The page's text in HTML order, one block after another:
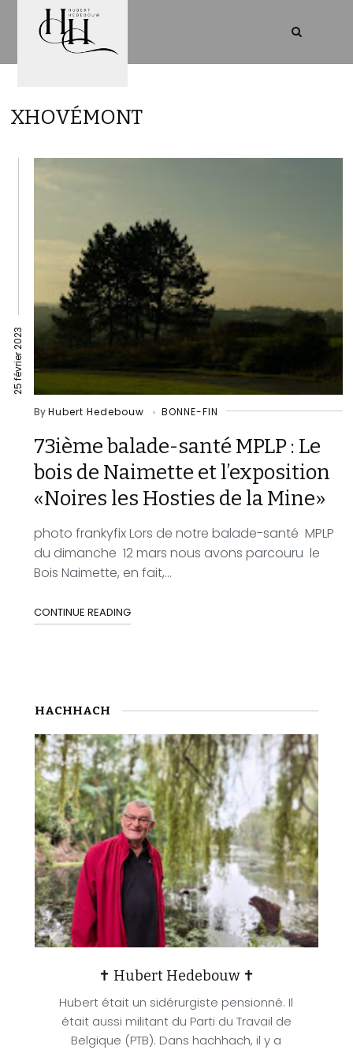
XHOVÉMONT
25 février 2023
ByHubert Hedebouw BONNE-FIN
73ième balade-santé MPLP : Le
bois de Naimette et l’exposition
«Noires les Hosties de la Mine»
photo frankyfix Lors de notre balade-santé MPLP
du dimanche 12 mars nous avons parcouru le
Bois Naimette, en fait,...
CONTINUE READING
HACHHACH
✝ Hubert Hedebouw ✝
Hubert était un sidérurgiste pensionné. Il
était aussi militant du Parti du Travail de
Belgique (PTB). Dans hachhach, il y a